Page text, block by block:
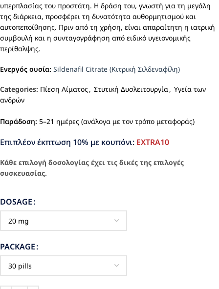
υπερπλασίας του προστάτη. Η δράση του, γνωστή για τη μεγάλη
της διάρκεια, προσφέρει τη δυνατότητα αυθορμητισμού και
αυτοπεποίθησης. Πριν από τη χρήση, είναι απαραίτητη η ιατρική
συμβουλή και η συνταγογράφηση από ειδικό υγειονομικής
περίθαλψης.
Ενεργός ουσία: Sildenafil Citrate (Κιτρική Σιλδεναφίλη)
Categories: Πίεση Αίματος , Στυτική Δυσλειτουργία, Υγεία των
ανδρών
Παράδοση: 5–21 ημέρες (ανάλογα με τον τρόπο μεταφοράς)
Επιπλέον έκπτωση 10% με κουπόνι: EXTRA10
Κάθε επιλογή δοσολογίας έχει τις δικές της επιλογές
συσκευασίας.
DOSAGE
PACKAGE